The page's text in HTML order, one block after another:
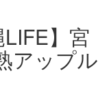
LIFE】宮
アップル